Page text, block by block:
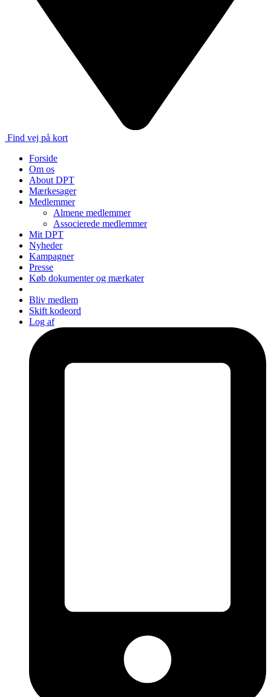
Find vej på kort
Forside
Om os
About DPT
Mærkesager
Medlemmer
Almene medlemmer
Associerede medlemmer
Mit DPT
Nyheder
Kampagner
Presse
Køb dokumenter og mærkater
Bliv medlem
Skift kodeord
Log af